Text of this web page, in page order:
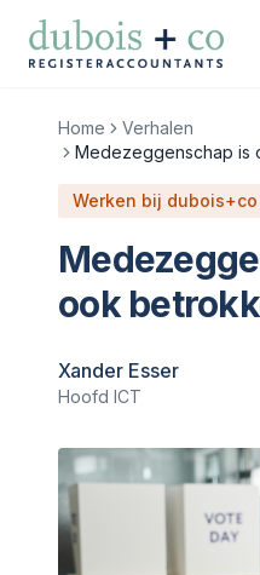
Direct naar inhoud
vakgebieden
over ons
werken bij
Home
Verhalen
Medezeggenschap is
Werken bij dubois+co
ook
Xander Esser
Hoofd ICT